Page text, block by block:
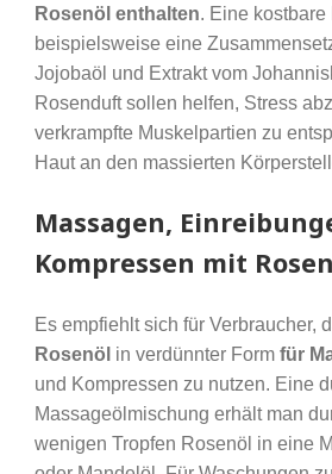
Rosenöl enthalten. Eine
beispielsweise eine
Jojobaöl und Extrakt vom
Rosenduft sollen helfen, Stress
verkrampfte Muskelpartien zu
Haut an den massierten
Massagen,
Kompressen mit
Es empfiehlt sich für Verbraucher,
Rosenölin verdünnter Form für
und Kompressen zu nutzen. Eine
Massageölmischung erhält man
wenigen Tropfen Rosenöl in eine